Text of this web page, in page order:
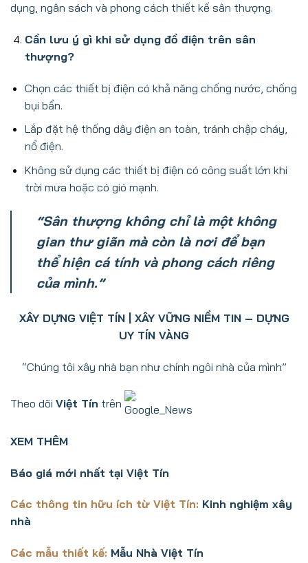
dụng, ngân sách và phong cách thiết kế sân thượng.
Cần lưu ý gì khi sử dụng đồ điện trên sân
thượng?
Chọn các thiết bị điện có khả năng chống nước, chống
bụi bẩn.
Lắp đặt hệ thống dây điện an toàn, tránh chập cháy,
nổ điện.
Không sử dụng các thiết bị điện có công suất lớn khi
trời mưa hoặc có gió mạnh.
“Sân thượng không chỉ là một không
gian thư giãn mà còn là nơi để bạn
thể hiện cá tính và phong cách riêng
của mình.”
XÂY DỰNG VIỆT TÍN | XÂY VỮNG NIỀM TIN – DỰNG
UY TÍN VÀNG
“Chúng tôi xây nhà bạn như chính ngôi nhà của mình”
Theo dõi Việt Tín trên
XEM THÊM
Báo giá mới nhất tại Việt Tín
Các thông tin hữu ích từ Việt Tín: Kinh nghiệm xây
nhà
Các mẫu thiết kế: Mẫu Nhà Việt Tín